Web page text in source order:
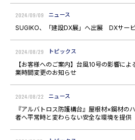
2024/09/09 ニュース
SUGIKO、「建設DX展」へ出展 DXサー
2024/08/29 トピックス
【お客様へのご案内】台風10号の影響に
業時間変更のお知らせ
2024/08/22 ニュース
『アルバトロス防護構台』屋根材×鋼材の
者へ平常時と変わらない安全な環境を提供